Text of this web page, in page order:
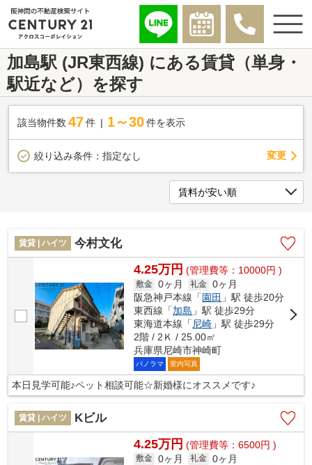
加島駅 (JR東西線) にある賃貸（単身・
駅近など）を探す
該当物件数 47件 1～30 件を表示
絞り込み条件： 指定なし 変更
賃貸 | ハイツ 今村文化
4.25万円 (管理費等：10000円 )
敷金 0ヶ月 礼金 0ヶ月
阪急神戸本線「園田 」駅 徒歩20分
東西線「加島 」駅 徒歩29分
東海道本線「 尼崎 」駅 徒歩29分
2階 / 2Ｋ / 25.00㎡
兵庫県尼崎市神崎町
パノラマ 室内写真
本日見学可能♪ペット相談可能☆新婚様にオススメです♪
賃貸 | ハイツ Kビル
4.25万円 (管理費等：6500円 )
敷金 0ヶ月 礼金 0ヶ月